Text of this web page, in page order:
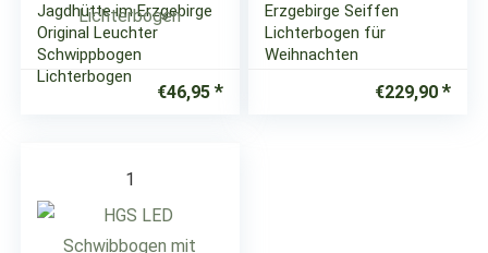
Jagdhütte im Erzgebirge
Original Leuchter
Schwippbogen
Lichterbogen
€46,95
Erzgebirge Seiffen
Lichterbogen für
Weihnachten
€229,90
1